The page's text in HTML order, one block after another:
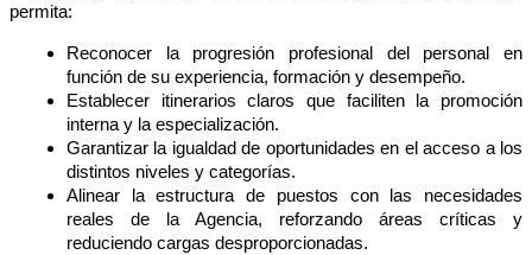
permita:
Reconocer la progresión profesional del personal en
función de su experiencia, formación y desempeño.
Establecer itinerarios claros que faciliten la promoción
interna y la especialización.
Garantizar la igualdad de oportunidades en el acceso a los
distintos niveles y categorías.
Alinear la estructura de puestos con las necesidades
reales de la Agencia, reforzando áreas críticas y
reduciendo cargas desproporcionadas.